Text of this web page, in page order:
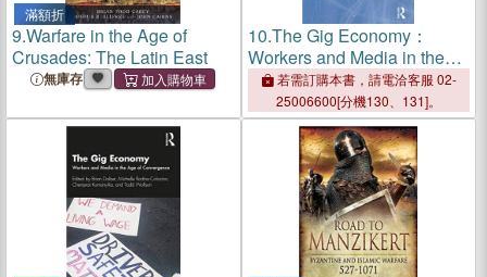
滿額折
9.Warfare in the Age of
Crusades: The Latin East
無庫存
10.The Gig Economy：
Workers and Media in the
Age of Convergence
若需訂購本書，請電洽客服 02-
25006600[分機130、131]。